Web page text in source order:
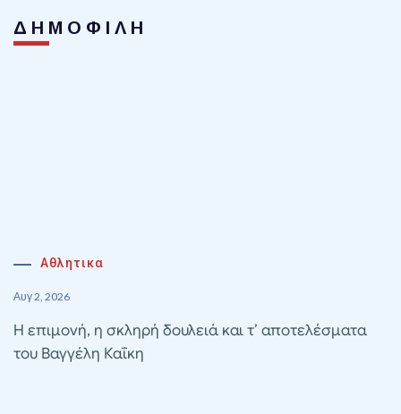
ΔΗΜΟΦΙΛΗ
Αθλητικα
Αυγ 2, 2026
Η επιμονή, η σκληρή δουλειά και τ’ αποτελέσματα
του Βαγγέλη Καΐκη